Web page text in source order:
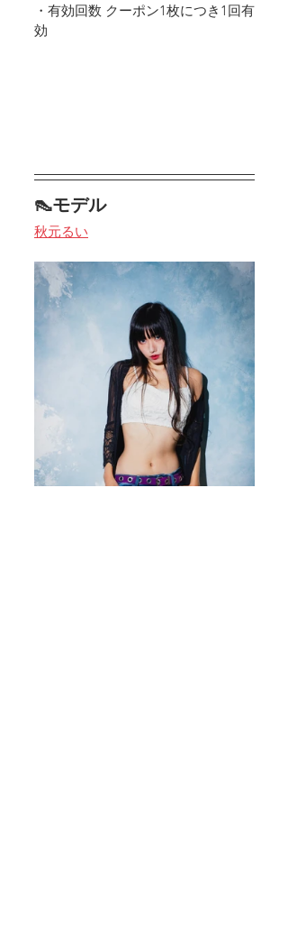
・有効回数 クーポン1枚につき1回有
効
👠モデル
秋元るい